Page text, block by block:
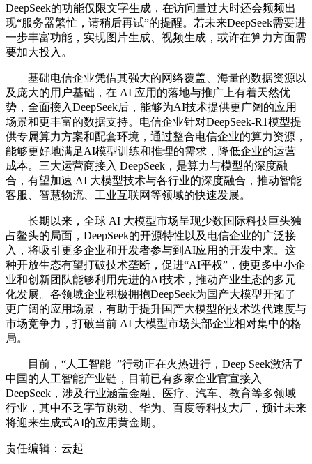
DeepSeek的功能仅限文字生成，在访问量过大时还会频频出
现“服务器繁忙，请稍后再试”的提醒。若未来DeepSeek需要进
一步丰富功能，实现图片生成、视频生成，或许在算力方面需
要加大投入。
基础电信企业凭借其强大的网络覆盖、海量的数据资源以
及庞大的用户基础，在 AI 应用的落地与推广上有着天然优
势，全面接入DeepSeek后，能够为AI技术提供更广阔的应用
场景和更丰富的数据支持。电信企业针对DeepSeek-R1模型提
供专属算力方案和配套环境，通过整合电信企业的算力资源，
能够更好地满足AI模型训练和推理的需求，降低企业的运营
成本。三大运营商接入 DeepSeek，是算力与模型的深度融
合，有望加速 AI 大模型技术与各行业的深度融合，推动智能
客服、智慧物流、工业互联网等领域的快速发展。
长期以来，全球 AI 大模型市场呈现少数国际科技巨头独
占鳌头的局面，DeepSeek的开源特性以及电信企业的广泛接
入，将吸引更多企业和开发者参与到AI应用的开发中来。这
种开放生态有望打破技术垄断，促进“AI平权”，使更多中小企
业和创新团队能够利用先进的AI技术，推动产业生态的多元
化发展。各领域企业积极拥抱DeepSeek为国产大模型开拓了
更广阔的应用场景，有助于提升国产大模型的技术迭代速度与
市场竞争力，打破当前 AI 大模型市场头部企业相对集中的格
局。
目前，“人工智能+”行动正在火热进行，Deep Seek激活了
中国的人工智能产业链，目前已有多家企业官宣接入
DeepSeek，涉及行业涵盖金融、医疗、汽车、教育等多领域
行业，其中不乏字节跳动、华为、百度等科技大厂，预计未来
将迎来生成式AI的应用黄金期。
责任编辑：云起